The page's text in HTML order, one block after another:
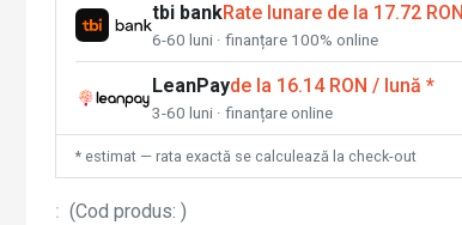
tbi bankRate lunare de la 17.72 RON
6-60 luni · finanțare 100% online
LeanPayde la 16.14 RON / lună *
3-60 luni · finanțare online
* estimat — rata exactă se calculează la check-out
: (Cod produs: )